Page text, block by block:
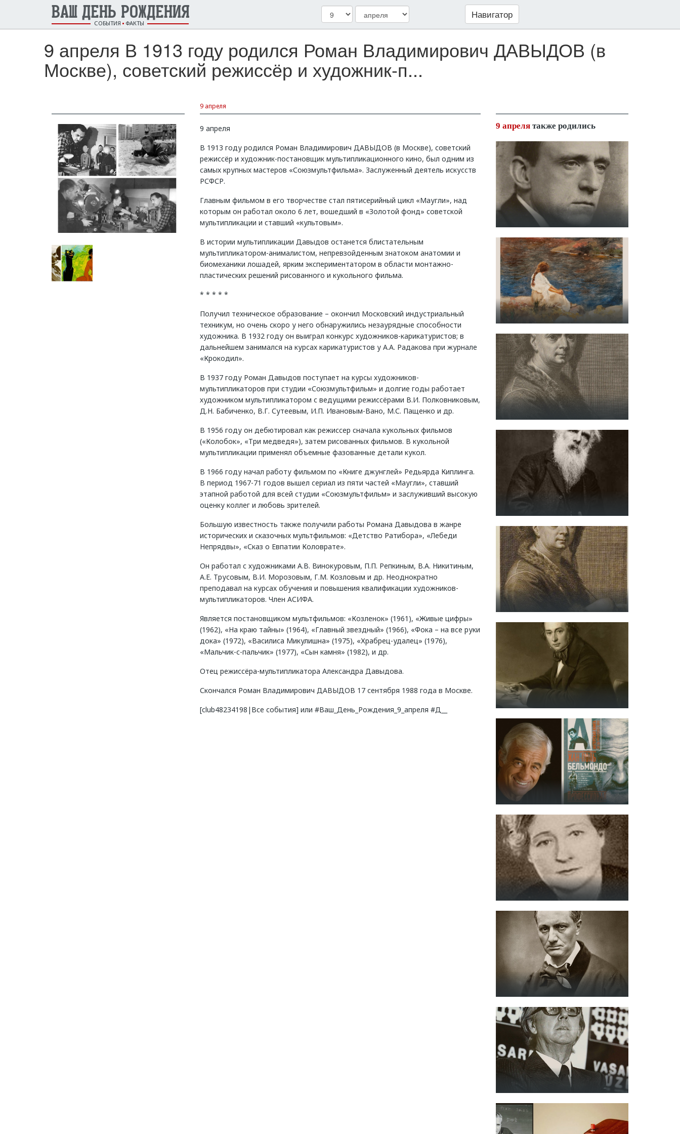
ВАШ ДЕНЬ РОЖДЕНИЯ
СОБЫТИЯ ФАКТЫ
Навигатор
9 апреля В 1913 году родился Роман Владимирович ДАВЫДОВ (в
Москве), советский режиссёр и художник-п...
9 апреля
9 апреля
В 1913 году родился Роман Владимирович ДАВЫДОВ (в Москве), советский
режиссёр и художник-постановщик мультипликационного кино, был одним из
самых крупных мастеров «Союзмультфильма». Заслуженный деятель искусств
РСФСР.
Главным фильмом в его творчестве стал пятисерийный цикл «Маугли», над
которым он работал около 6 лет, вошедший в «Золотой фонд» советской
мультипликации и ставший «культовым».
В истории мультипликации Давыдов останется блистательным
мультипликатором-анималистом, непревзойденным знатоком анатомии и
биомеханики лошадей, ярким экспериментатором в области монтажно-
пластических решений рисованного и кукольного фильма.
* * * * *
Получил техническое образование – окончил Московский индустриальный
техникум, но очень скоро у него обнаружились незаурядные способности
художника. В 1932 году он выиграл конкурс художников-карикатуристов; в
дальнейшем занимался на курсах карикатуристов у А.А. Радакова при журнале
«Крокодил».
В 1937 году Роман Давыдов поступает на курсы художников-
мультипликаторов при студии «Союзмультфильм» и долгие годы работает
художником мультипликатором с ведущими режиссёрами В.И. Полковниковым,
Д.Н. Бабиченко, В.Г. Сутеевым, И.П. Ивановым-Вано, М.С. Пащенко и др.
В 1956 году он дебютировал как режиссер сначала кукольных фильмов
(«Колобок», «Три медведя»), затем рисованных фильмов. В кукольной
мультипликации применял объемные фазованные детали кукол.
В 1966 году начал работу фильмом по «Книге джунглей» Редьярда Киплинга.
В период 1967-71 годов вышел сериал из пяти частей «Маугли», ставший
этапной работой для всей студии «Союзмультфильм» и заслуживший высокую
оценку коллег и любовь зрителей.
Большую известность также получили работы Романа Давыдова в жанре
исторических и сказочных мультфильмов: «Детство Ратибора», «Лебеди
Непрядвы», «Сказ о Евпатии Коловрате».
Он работал с художниками А.В. Винокуровым, П.П. Репкиным, В.А. Никитиным,
А.Е. Трусовым, В.И. Морозовым, Г.М. Козловым и др. Неоднократно
преподавал на курсах обучения и повышения квалификации художников-
мультипликаторов. Член АСИФА.
Является постановщиком мультфильмов: «Козленок» (1961), «Живые цифры»
(1962), «На краю тайны» (1964), «Главный звездный» (1966), «Фока – на все руки
дока» (1972), «Василиса Микулишна» (1975), «Храбрец-удалец» (1976),
«Мальчик-с-пальчик» (1977), «Сын камня» (1982), и др.
Отец режиссёра-мультипликатора Александра Давыдова.
Скончался Роман Владимирович ДАВЫДОВ 17 сентября 1988 года в Москве.
[club48234198|Все события] или #Ваш_День_Рождения_9_апреля #Д__
9 апрелятакже родились